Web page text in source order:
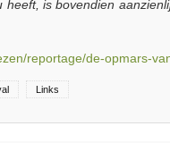
heeft, is bovendien
reportage/de-opmars-
Links